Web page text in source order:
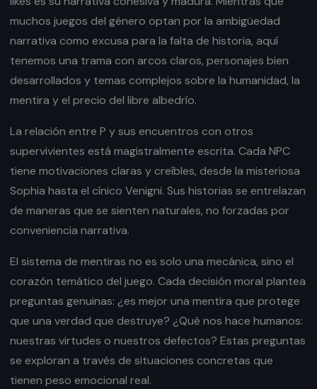
muchos juegos del género optan por la ambigüedad
narrativa como excusa para la falta de historia, aquí
tenemos una trama con arcos claros, personajes bien
desarrollados y temas complejos sobre la humanidad, la
mentira y el precio del libre albedrío.
La relación entre P y sus encuentros con otros
supervivientes está magistralmente escrita. Cada NPC
tiene motivaciones claras y creíbles, desde la misteriosa
Sophia hasta el cínico Venigni. Sus historias se entrelazan
de maneras que se sienten naturales, no forzadas por
conveniencia narrativa.
El sistema de mentiras no es solo una mecánica, sino el
corazón temático del juego. Cada decisión moral plantea
preguntas genuinas: ¿es mejor una mentira que protege
que una verdad que destruye? ¿Qué nos hace humanos:
nuestras virtudes o nuestros defectos? Estas preguntas
se exploran a través de situaciones concretas que
tienen peso emocional real.